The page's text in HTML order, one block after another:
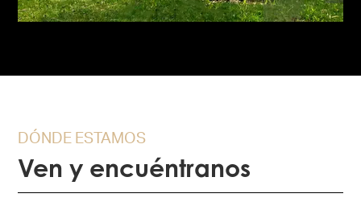
DÓNDE ESTAMOS
Ven y encuéntranos